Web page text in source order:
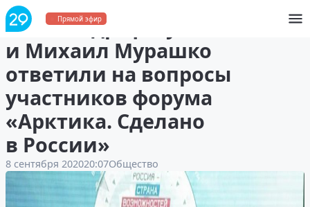
Прямой эфир
Александр Цыбульский
и Михаил Мурашко
ответили на вопросы
участников форума
«Арктика. Сделано
в России»
8 сентября 202020:07Общество